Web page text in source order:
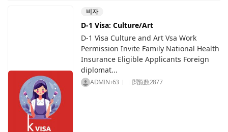
비자
D-1 Visa: Culture/Art
D-1 Visa Culture and Art Vsa Work
Permission Invite Family National Health
Insurance Eligible Applicants Foreign
diplomat...
ADMIN+63 閲覧数2877